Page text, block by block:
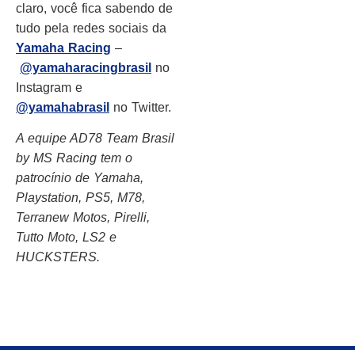
claro, você fica sabendo de
tudo pela redes sociais da
Yamaha Racing –
@yamaharacingbrasil no
Instagram e
@yamahabrasil no Twitter.
A equipe AD78 Team Brasil
by MS Racing tem o
patrocínio de Yamaha,
Playstation, PS5, M78,
Terranew Motos, Pirelli,
Tutto Moto, LS2 e
HUCKSTERS.